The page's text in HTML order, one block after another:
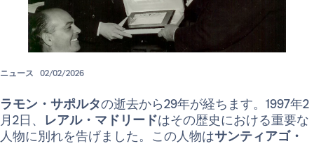
ニュース 02/02/2026
ラモン・サポルタの逝去から29年が経ちます。1997年2
月2日、 レアル・マドリードはその歴史における重要な
人物に別れを告げました。この人物はサンティアゴ・